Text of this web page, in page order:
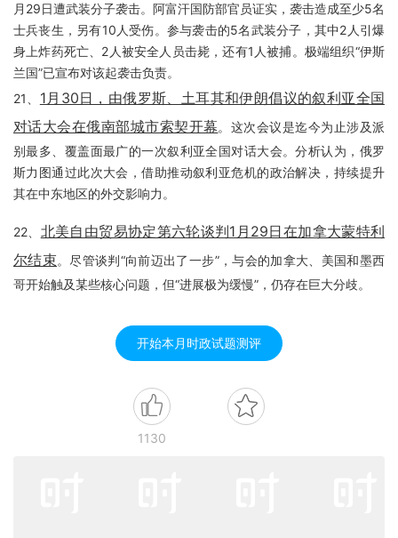
月29日遭武装分子袭击。阿富汗国防部官员证实，袭击造成至少5名
士兵丧生，另有10人受伤。参与袭击的5名武装分子，其中2人引爆
身上炸药死亡、2人被安全人员击毙，还有1人被捕。极端组织“伊斯
兰国”已宣布对该起袭击负责。
21、 1月30日，由俄罗斯、土耳其和伊朗倡议的叙利亚全国
对话大会在俄南部城市索契开幕。这次会议是迄今为止涉及派
别最多、覆盖面最广的一次叙利亚全国对话大会。分析认为，俄罗
斯力图通过此次大会，借助推动叙利亚危机的政治解决，持续提升
其在中东地区的外交影响力。
22、 北美自由贸易协定第六轮谈判1月29日在加拿大蒙特利
尔结束。尽管谈判“向前迈出了一步”，与会的加拿大、美国和墨西
哥开始触及某些核心问题，但“进展极为缓慢”，仍存在巨大分歧。
开始本月时政试题测评
1130